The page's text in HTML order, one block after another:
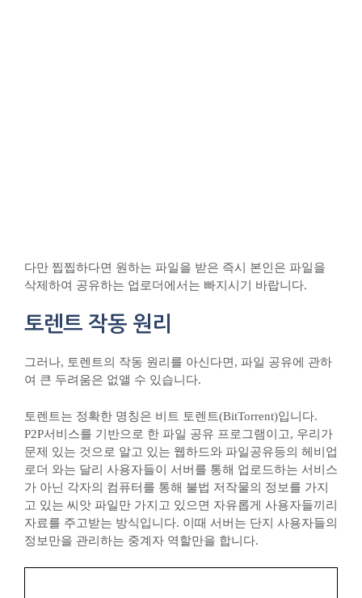
다만 찝찝하다면 원하는 파일을 받은 즉시 본인은 파일을
삭제하여 공유하는 업로더에서는 빠지시기 바랍니다.
토렌트 작동 원리
그러나, 토렌트의 작동 원리를 아신다면, 파일 공유에 관하
여 큰 두려움은 없앨 수 있습니다.
토렌트는 정확한 명칭은 비트 토렌트(BitTorrent)입니다.
P2P서비스를 기반으로 한 파일 공유 프로그램이고, 우리가
문제 있는 것으로 알고 있는 웹하드와 파일공유등의 헤비업
로더 와는 달리 사용자들이 서버를 통해 업로드하는 서비스
가 아닌 각자의 컴퓨터를 통해 불법 저작물의 정보를 가지
고 있는 씨앗 파일만 가지고 있으면 자유롭게 사용자들끼리
자료를 주고받는 방식입니다. 이때 서버는 단지 사용자들의
정보만을 관리하는 중계자 역할만을 합니다.